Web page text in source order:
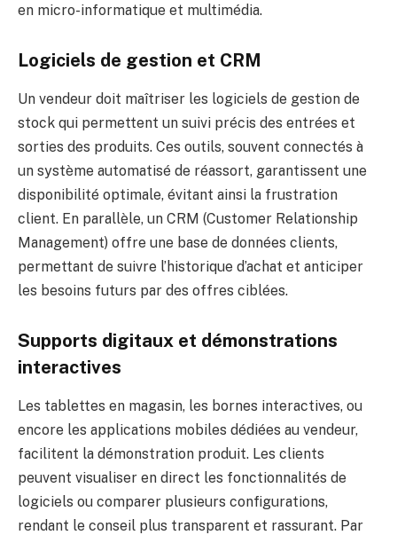
en micro-informatique et multimédia.
Logiciels de gestion et CRM
Un vendeur doit maîtriser les logiciels de gestion de
stock qui permettent un suivi précis des entrées et
sorties des produits. Ces outils, souvent connectés à
un système automatisé de réassort, garantissent une
disponibilité optimale, évitant ainsi la frustration
client. En parallèle, un CRM (Customer Relationship
Management) offre une base de données clients,
permettant de suivre l’historique d’achat et anticiper
les besoins futurs par des offres ciblées.
Supports digitaux et démonstrations
interactives
Les tablettes en magasin, les bornes interactives, ou
encore les applications mobiles dédiées au vendeur,
facilitent la démonstration produit. Les clients
peuvent visualiser en direct les fonctionnalités de
logiciels ou comparer plusieurs configurations,
rendant le conseil plus transparent et rassurant. Par